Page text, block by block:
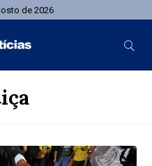
de 2026